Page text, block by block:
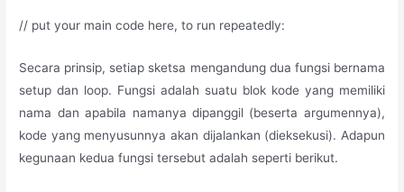
// put your main code here, to run repeatedly:
Secara prinsip, setiap sketsa mengandung dua fungsi bernama
setup dan loop. Fungsi adalah suatu blok kode yang memiliki
nama dan apabila namanya dipanggil (beserta argumennya),
kode yang menyusunnya akan dijalankan (dieksekusi). Adapun
kegunaan kedua fungsi tersebut adalah seperti berikut.